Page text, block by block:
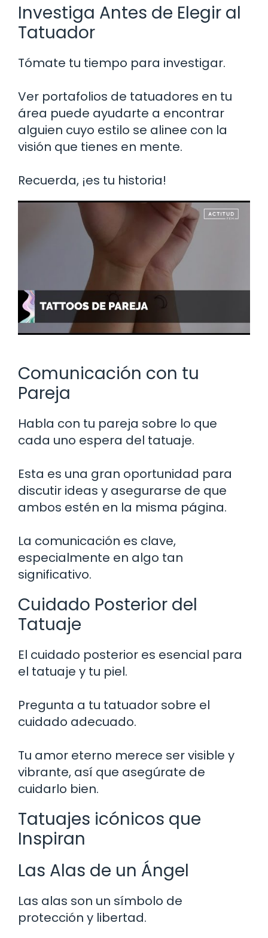
Investiga Antes de Elegir al
Tatuador
Tómate tu tiempo para investigar.
Ver portafolios de tatuadores en tu
área puede ayudarte a encontrar
alguien cuyo estilo se alinee con la
visión que tienes en mente.
Recuerda, ¡es tu historia!
Comunicación con tu
Pareja
Habla con tu pareja sobre lo que
cada uno espera del tatuaje.
Esta es una gran oportunidad para
discutir ideas y asegurarse de que
ambos estén en la misma página.
La comunicación es clave,
especialmente en algo tan
significativo.
Cuidado Posterior del
Tatuaje
El cuidado posterior es esencial para
el tatuaje y tu piel.
Pregunta a tu tatuador sobre el
cuidado adecuado.
Tu amor eterno merece ser visible y
vibrante, así que asegúrate de
cuidarlo bien.
Tatuajes icónicos que
Inspiran
Las Alas de un Ángel
Las alas son un símbolo de
protección y libertad.